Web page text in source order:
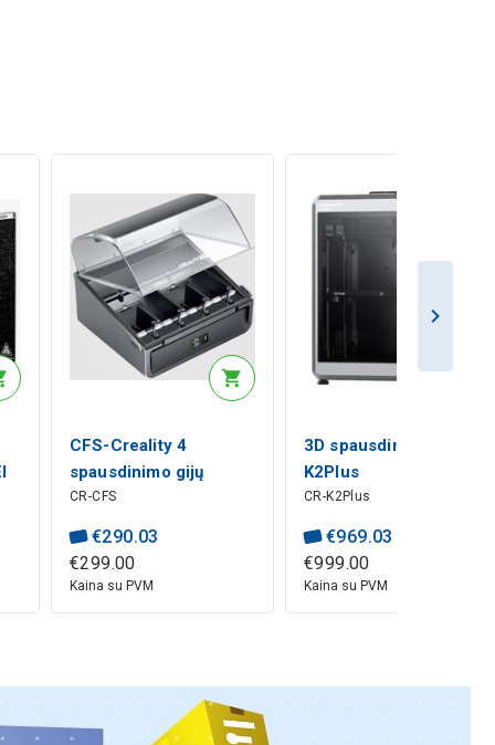
CFS-Creality 4
spausdinimo gijų
padavimo įrenginys
CREALITY
CR-CFS
€290.03
€299.00
Kaina su PVM
3D spausdintuvas
K2Plus
350x350x350mm
CREALITY
CR-K2Plus
€969.03
€999.00
Kaina su PVM